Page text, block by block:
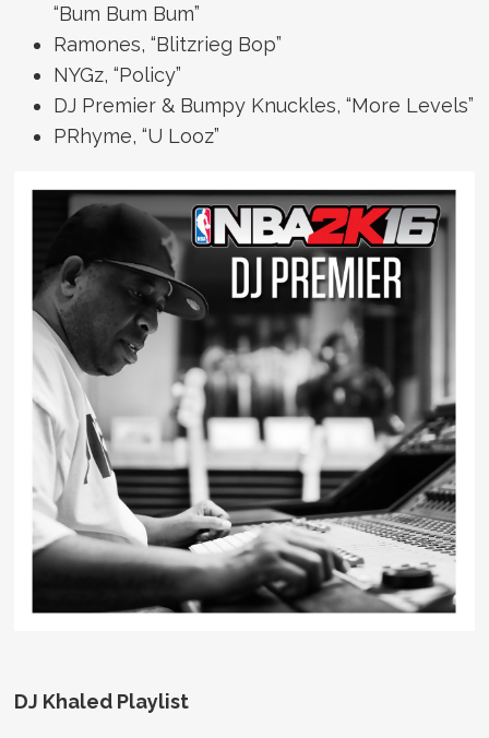
“Bum Bum Bum”
Ramones, “Blitzrieg Bop”
NYGz, “Policy”
DJ Premier & Bumpy Knuckles, “More Levels”
PRhyme, “U Looz”
DJ Khaled Playlist